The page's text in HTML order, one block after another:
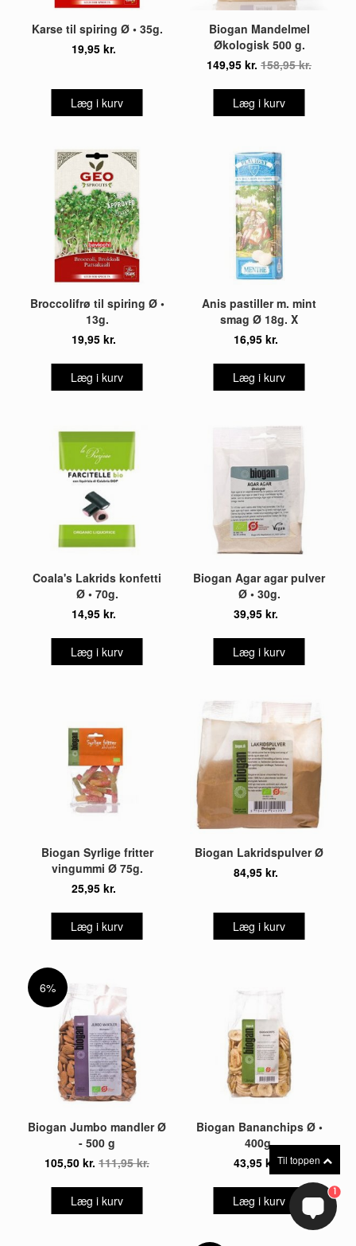
Karse til spiring Ø • 35g.
19,95 kr.
Læg i kurv
Biogan Mandelmel
Økologisk 500 g.
149,95 kr. 158,95 kr.
Læg i kurv
Broccolifrø til spiring Ø •
13g.
19,95 kr.
Læg i kurv
Anis pastiller m. mint
smag Ø 18g. X
16,95 kr.
Læg i kurv
Coala's Lakrids konfetti
Ø • 70g.
14,95 kr.
Læg i kurv
Biogan Agar agar pulver
Ø • 30g.
39,95 kr.
Læg i kurv
Biogan Syrlige fritter
vingummi Ø 75g.
25,95 kr.
Læg i kurv
Biogan Lakridspulver Ø
84,95 kr.
Læg i kurv
6%
Biogan Jumbo mandler Ø
- 500 g
105,50 kr. 111,95 kr.
Læg i kurv
Biogan Bananchips Ø •
400g.
43,95 kr.
Læg i kurv
Til toppen
1